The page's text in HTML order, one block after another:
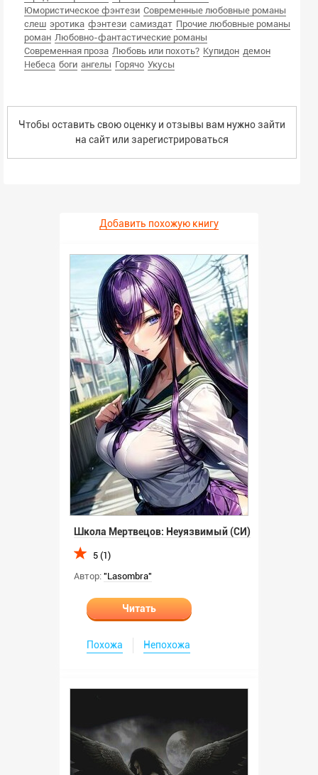
Юмористическое фэнтези Современные любовные романы
слеш эротика фэнтези самиздат Прочие любовные романы
роман Любовно-фантастические романы
Современная проза Любовь или похоть? Купидон демон
Небеса боги ангелы Горячо Укусы
Чтобы оставить свою оценку и отзывы вам нужно зайти
на сайт или зарегистрироваться
Добавить похожую книгу
Школа Мертвецов: Неуязвимый (СИ)
5 (1)
Автор: "Lasombra"
Читать
Похожа Непохожа